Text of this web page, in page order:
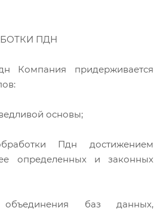
ПДН
Компания придерживается
основы;
Пдн достижением
определенных и законных
баз данных,